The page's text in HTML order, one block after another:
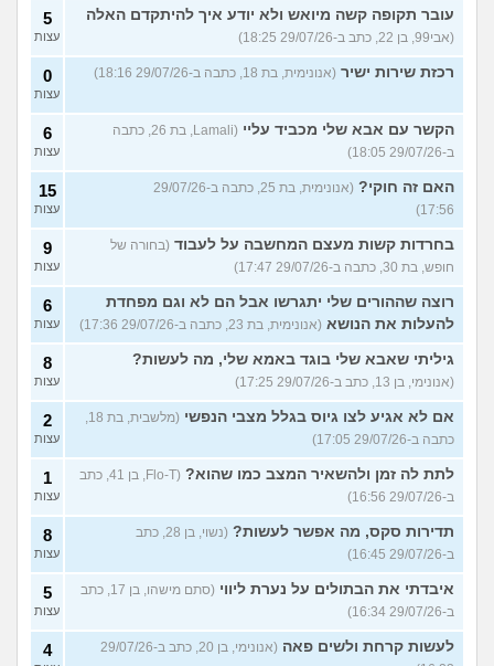
עובר תקופה קשה מיואש ולא יודע איך להיתקדם האלה
(אבי99, בן 22, כתב ב-29/07/26 18:25)
5
עצות
רכזת שירות ישיר (אנונימית, בת 18, כתבה ב-29/07/26 18:16) 0
עצות
הקשר עם אבא שלי מכביד עליי
(Lamali, בת 26, כתבה
ב-29/07/26 18:05)
6
עצות
האם זה חוקי?
(אנונימית, בת 25, כתבה ב-29/07/26
17:56)
15
עצות
בחרדות קשות מעצם המחשבה על לעבוד (בחורה של
חופש, בת 30, כתבה ב-29/07/26 17:47)
9
עצות
רוצה שההורים שלי יתגרשו אבל הם לא וגם מפחדת
להעלות את הנושא (אנונימית, בת 23, כתבה ב-29/07/26 17:36)
6
עצות
גיליתי שאבא שלי בוגד באמא שלי, מה לעשות?
(אנונימי, בן 13, כתב ב-29/07/26 17:25)
8
עצות
אם לא אגיע לצו גיוס בגלל מצבי הנפשי
כתבה ב-29/07/26 17:05)
2
עצות
לתת לה זמן ולהשאיר המצב כמו שהוא?
(Flo-T, בן 41, כתב
ב-29/07/26 16:56)
1
עצות
תדירות סקס, מה אפשר לעשות?
(נשוי, בן 28, כתב
ב-29/07/26 16:45)
8
עצות
איבדתי את הבתולים על נערת ליווי
(סתם מישהו, בן 17, כתב
ב-29/07/26 16:34)
5
עצות
לעשות קרחת ולשים פאה
(אנונימי, בן 20, כתב ב-29/07/26
4